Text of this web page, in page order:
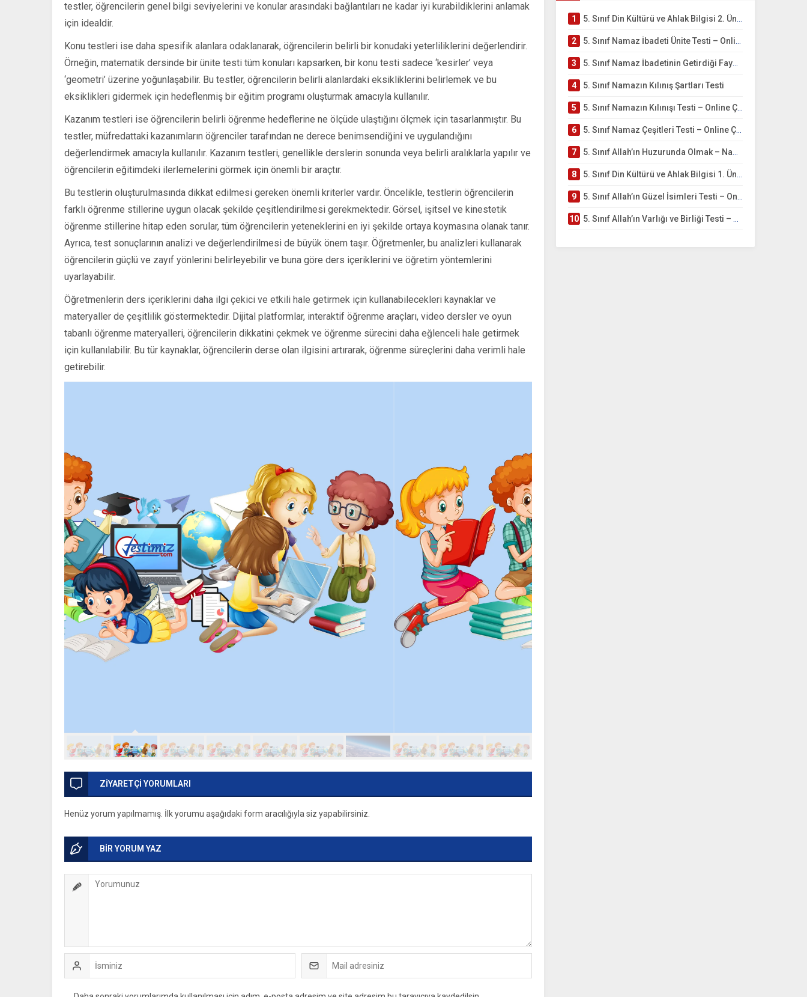
1 5. Sınıf Din Kültürü ve Ahlak Bilgisi 2. Ünite: Namaz İbadeti Çalışmaları
2 5. Sınıf Namaz İbadeti Ünite Testi – Online Çöz
3 5. Sınıf Namaz İbadetinin Getirdiği Faydalar Testi
4 5. Sınıf Namazın Kılınış Şartları Testi
5 5. Sınıf Namazın Kılınışı Testi – Online Çöz
6 5. Sınıf Namaz Çeşitleri Testi – Online Çöz
7 5. Sınıf Allah’ın Huzurunda Olmak – Namaz İbadeti Testi
8 5. Sınıf Din Kültürü ve Ahlak Bilgisi 1. Ünite: Allah İnancı Çalışmaları
9 5. Sınıf Allah’ın Güzel İsimleri Testi – Online Çöz
10 5. Sınıf Allah’ın Varlığı ve Birliği Testi – Online Çöz
testler, öğrencilerin genel bilgi seviyelerini ve konular arasındaki bağlantıları ne kadar iyi kurabildiklerini anlamak
için idealdir.
Konu testleri ise daha spesifik alanlara odaklanarak, öğrencilerin belirli bir konudaki yeterliliklerini değerlendirir.
Örneğin, matematik dersinde bir ünite testi tüm konuları kapsarken, bir konu testi sadece ‘kesirler’ veya
‘geometri’ üzerine yoğunlaşabilir. Bu testler, öğrencilerin belirli alanlardaki eksikliklerini belirlemek ve bu
eksiklikleri gidermek için hedeflenmiş bir eğitim programı oluşturmak amacıyla kullanılır.
Kazanım testleri ise öğrencilerin belirli öğrenme hedeflerine ne ölçüde ulaştığını ölçmek için tasarlanmıştır. Bu
testler, müfredattaki kazanımların öğrenciler tarafından ne derece benimsendiğini ve uygulandığını
değerlendirmek amacıyla kullanılır. Kazanım testleri, genellikle derslerin sonunda veya belirli aralıklarla yapılır ve
öğrencilerin eğitimdeki ilerlemelerini görmek için önemli bir araçtır.
Bu testlerin oluşturulmasında dikkat edilmesi gereken önemli kriterler vardır. Öncelikle, testlerin öğrencilerin
farklı öğrenme stillerine uygun olacak şekilde çeşitlendirilmesi gerekmektedir. Görsel, işitsel ve kinestetik
öğrenme stillerine hitap eden sorular, tüm öğrencilerin yeteneklerini en iyi şekilde ortaya koymasına olanak tanır.
Ayrıca, test sonuçlarının analizi ve değerlendirilmesi de büyük önem taşır. Öğretmenler, bu analizleri kullanarak
öğrencilerin güçlü ve zayıf yönlerini belirleyebilir ve buna göre ders içeriklerini ve öğretim yöntemlerini
uyarlayabilir.
Öğretmenlerin ders içeriklerini daha ilgi çekici ve etkili hale getirmek için kullanabilecekleri kaynaklar ve
materyaller de çeşitlilik göstermektedir. Dijital platformlar, interaktif öğrenme araçları, video dersler ve oyun
tabanlı öğrenme materyalleri, öğrencilerin dikkatini çekmek ve öğrenme sürecini daha eğlenceli hale getirmek
için kullanılabilir. Bu tür kaynaklar, öğrencilerin derse olan ilgisini artırarak, öğrenme süreçlerini daha verimli hale
getirebilir.
ZİYARETÇİ YORUMLARI
Henüz yorum yapılmamış. İlk yorumu aşağıdaki form aracılığıyla siz yapabilirsiniz.
BİR YORUM YAZ